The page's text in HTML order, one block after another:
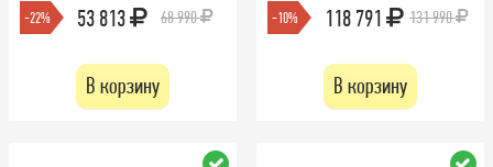
-22% 53 813 68 990
В корзину
-10% 118 791 131 990
В корзину